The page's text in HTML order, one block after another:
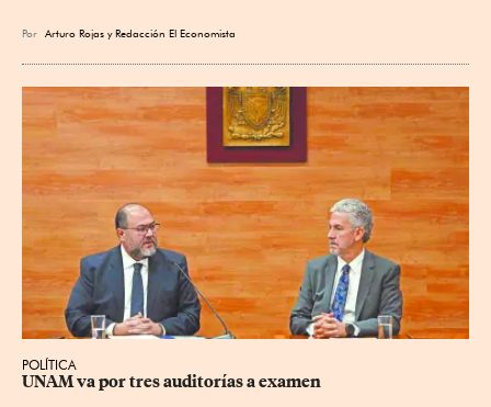
Por Arturo Rojas yRedacción El Economista
POLÍTICA
UNAM va por tres auditorías a examen